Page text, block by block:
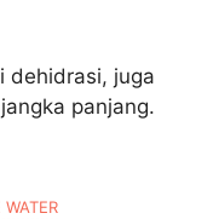
dehidrasi, juga
panjang.
WATER